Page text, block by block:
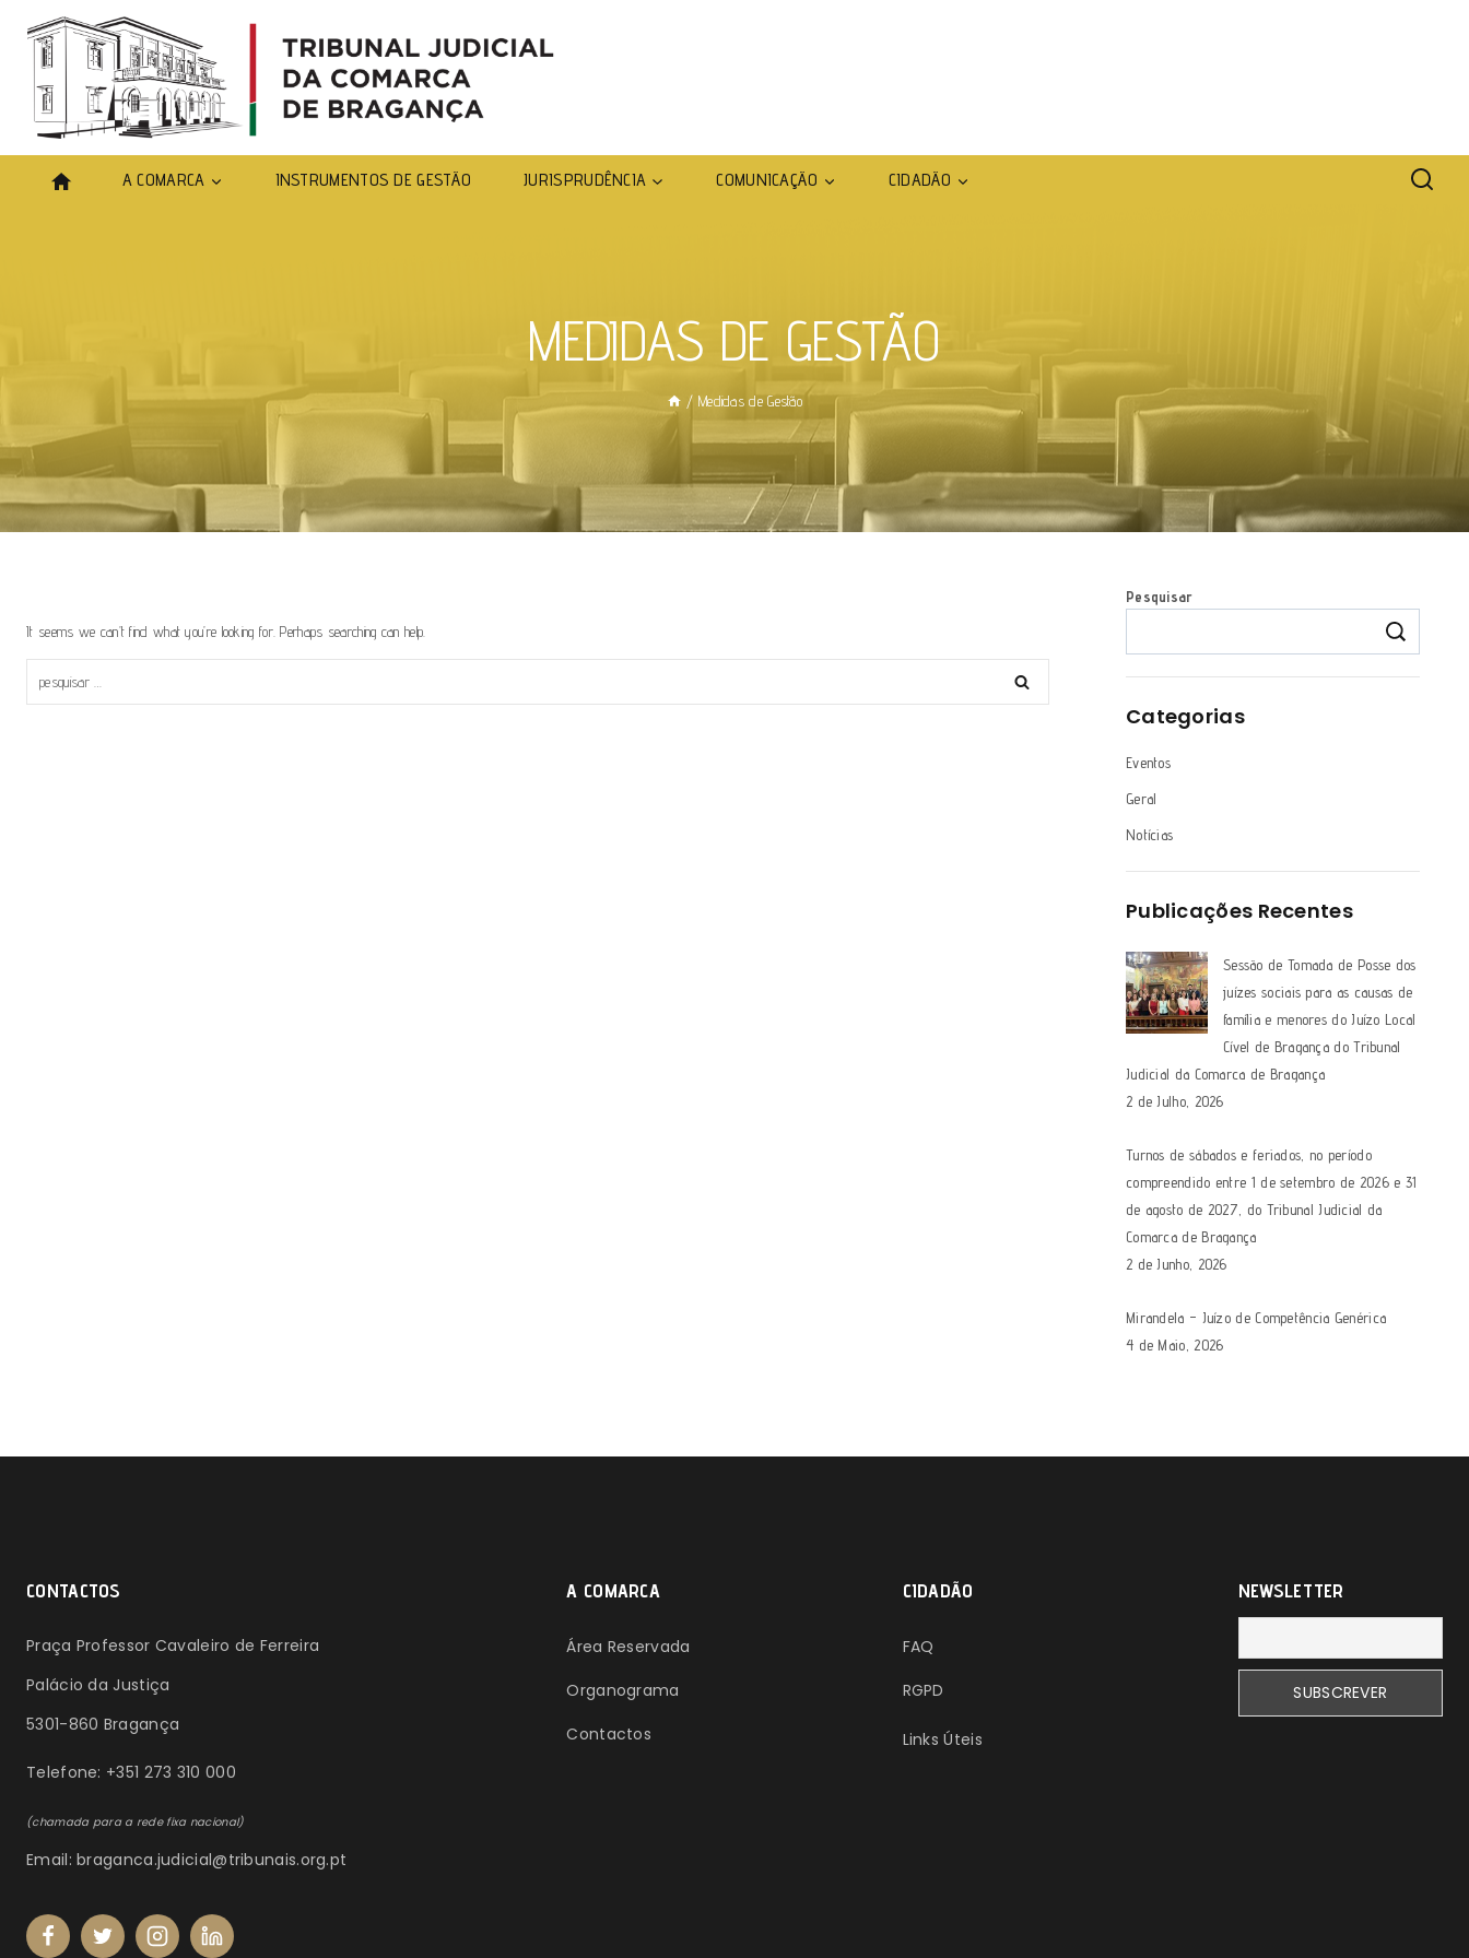
A COMARCA INSTRUMENTOS DE GESTÃO JURISPRUDÊNCIA COMUNICAÇÃO CIDADÃO
MEDIDAS DE GESTÃO
/ Medidas de Gestão
It seems we can’t find what you’re looking for. Perhaps searching can help.
por:
Pesquisar
Categorias
Eventos
Geral
Notícias
Publicações Recentes
Sessão de Tomada de Posse dos
juízes sociais para as causas de
família e menores do Juízo Local
Cível de Bragança do Tribunal
Judicial da Comarca de Bragança
2 de Julho, 2026
Turnos de sábados e feriados, no período
compreendido entre 1 de setembro de 2026 e 31
de agosto de 2027, do Tribunal Judicial da
Comarca de Bragança
2 de Junho, 2026
Mirandela – Juízo de Competência Genérica
4 de Maio, 2026
CONTACTOS
Praça Professor Cavaleiro de Ferreira
Palácio da Justiça
5301-860 Bragança
Telefone: +351 273 310 000
(chamada para a rede fixa nacional)
Email: braganca.judicial@tribunais.org.pt
A COMARCA
Área Reservada
Organograma
Contactos
CIDADÃO
FAQ
RGPD
Links Úteis
NEWSLETTER